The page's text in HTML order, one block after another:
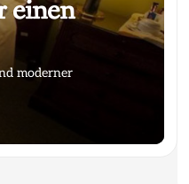
einen
moderner